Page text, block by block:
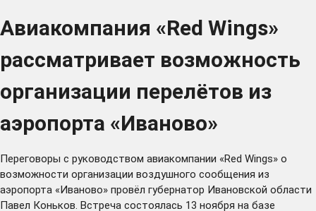
Авиакомпания «Red Wings»
рассматривает возможность
организации перелётов из
аэропорта «Иваново»
Переговоры с руководством авиакомпании «Red Wings» о
возможности организации воздушного сообщения из
аэропорта «Иваново» провёл губернатор Ивановской области
Павел Коньков. Встреча состоялась 13 ноября на базе